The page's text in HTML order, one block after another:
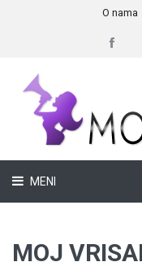
O nama
MENI
MOJ